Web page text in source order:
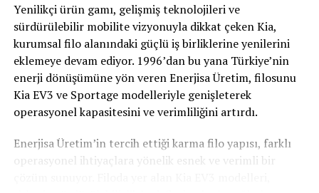
Yenilikçi ürün gamı, gelişmiş teknolojileri ve
sürdürülebilir mobilite vizyonuyla dikkat çeken Kia,
kurumsal filo alanındaki güçlü iş birliklerine yenilerini
eklemeye devam ediyor. 1996’dan bu yana Türkiye’nin
enerji dönüşümüne yön veren Enerjisa Üretim, filosunu
Kia EV3 ve Sportage modelleriyle genişleterek
operasyonel kapasitesini ve verimliliğini artırdı.
Enerjisa Üretim’in tercih ettiği karma filo yapısı, farklı
operasyonel ihtiyaçlara yönelik esnek ve verimli bir